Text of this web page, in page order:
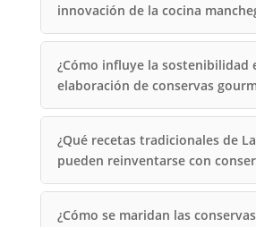
innovación de la cocina
¿Cómo influye la sostenibilidad
elaboración de conservas
¿Qué recetas tradicionales de
pueden reinventarse con
¿Cómo se maridan las